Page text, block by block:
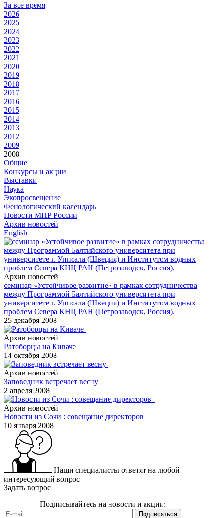
За все время
2026
2025
2024
2023
2022
2021
2020
2019
2018
2017
2016
2015
2014
2013
2012
2009
2008
Общие
Конкурсы и акции
Выставки
Наука
Экопросвещение
Фенологический календарь
Новости МПР России
Архив новостей
English
Архив новостей
семинар «Устойчивое развитие» в рамках сотрудничества
между Программой Балтийского университета при
университете г. Уппсала (Швеция) и Институтом водных
проблем Севера КНЦ РАН (Петрозаводск, Россия).
25 декабря 2008
Архив новостей
Ратоборцы на Киваче
14 октября 2008
Архив новостей
Заповедник встречает весну
2 апреля 2008
Архив новостей
Новости из Сочи : совещание директоров
10 января 2008
Наши специалисты ответят на любой
интересующий вопрос
Задать вопрос
Подписывайтесь на новости и акции: